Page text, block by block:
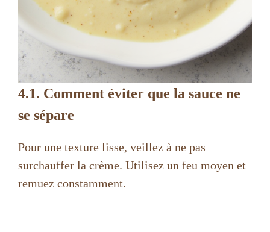
4.1. Comment éviter que la sauce ne
se sépare
Pour une texture lisse, veillez à ne pas
surchauffer la crème. Utilisez un feu moyen et
remuez constamment.